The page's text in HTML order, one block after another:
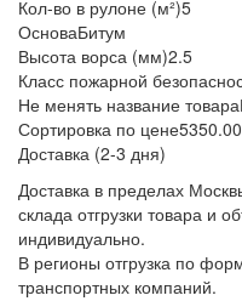
Кол-во в рулоне (м²)5
ОсноваБитум
Высота ворса (мм)2.5
Класс пожарной
Не менять название товара
Сортировка по цене5350.00
Доставка (2-3 дня)
Доставка в пределах
склада отгрузки товара и
индивидуально.
В регионы отгрузка по
транспортных компаний.